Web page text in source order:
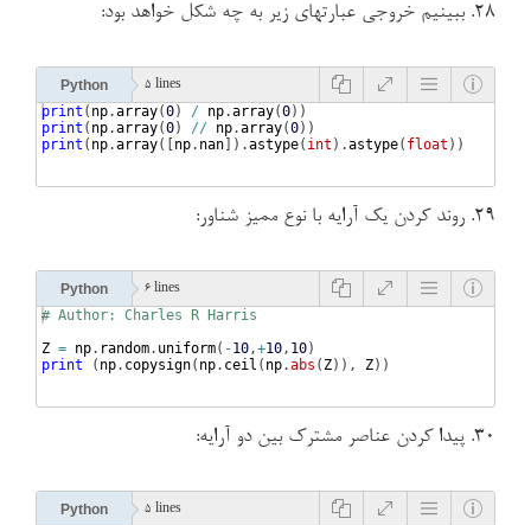
۲۸. ببینیم خروجی عبارتهای زیر به چه شکل خواهد بود:
Python 5 lines
print ( np.array(0) / np.array(0))
print ( np.array(0) // np.array(0))
print ( np.array([ np. nan ]) .astype( int ) .astype( float ))
۲۹. روند کردن یک آرایه با نوع ممیز شناور:
Python 6 lines
# Author: Charles R Harris
Z = np. random. uniform( -10,+10, 10)
print
( np. copysign( np. ceil ( np.abs ( Z)) , Z))
۳۰. پیدا کردن عناصر مشترک بین دو آرایه:
Python 5 lines